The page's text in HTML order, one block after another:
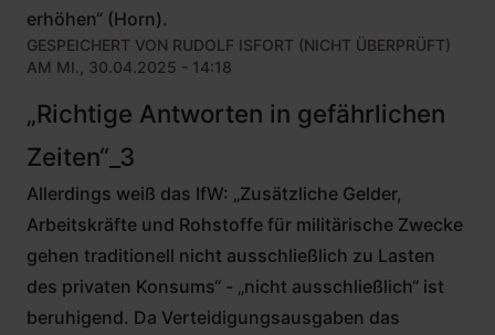
erhöhen“ (Horn).
GESPEICHERT VON RUDOLF ISFORT (NICHT ÜBERPRÜFT)
AM MI., 30.04.2025 - 14:18
„Richtige Antworten in gefährlichen
Zeiten“_3
Allerdings weiß das IfW: „Zusätzliche Gelder,
Arbeitskräfte und Rohstoffe für militärische Zwecke
gehen traditionell nicht ausschließlich zu Lasten
des privaten Konsums“ - „nicht ausschließlich“ ist
beruhigend. Da Verteidigungsausgaben das